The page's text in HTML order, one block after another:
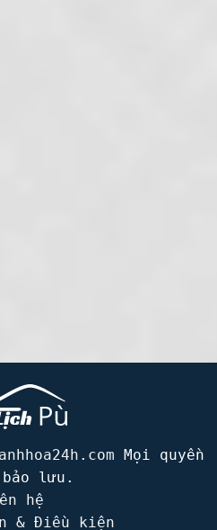
Mọi quyền
bảo lưu.
hệ
& Điều kiện